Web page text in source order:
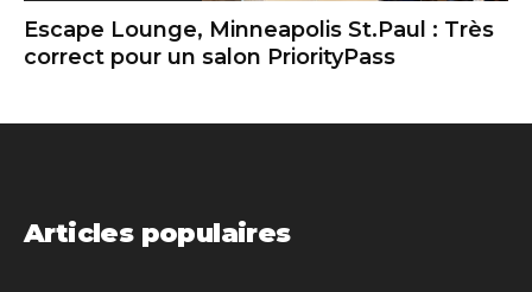
Escape Lounge, Minneapolis St.Paul : Très
correct pour un salon PriorityPass
Articles populaires